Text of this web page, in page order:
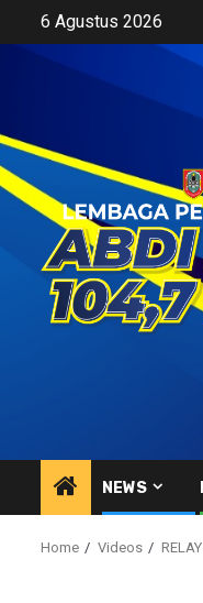
content
6 Agustus 2026
NEWS
Home Videos